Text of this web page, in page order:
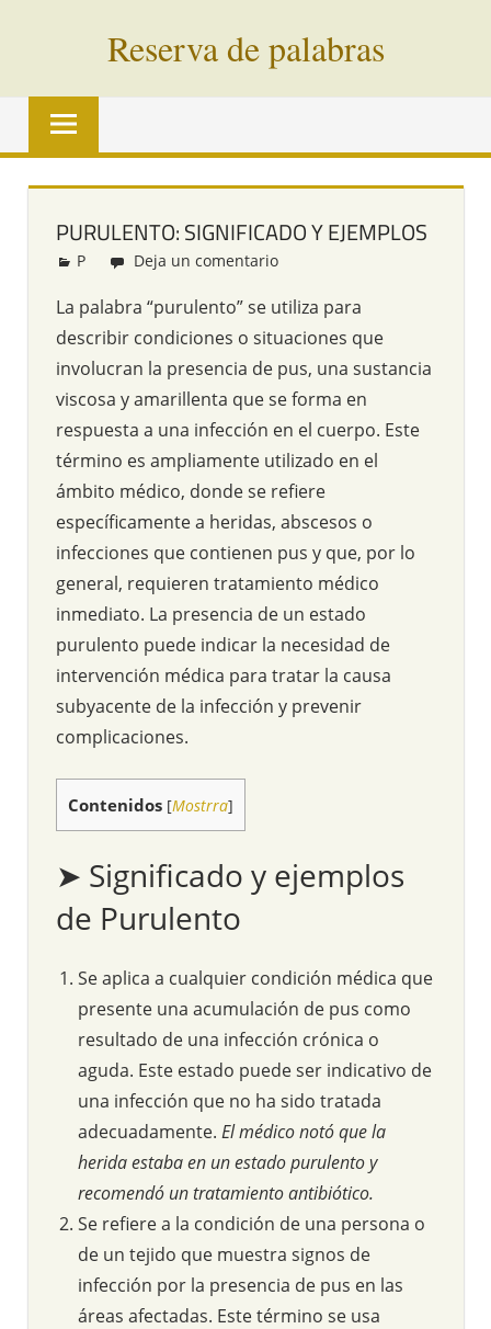
Reserva de palabras
Palabras
vías
todo
mundo
PURULENTO: SIGNIFICADO Y EJEMPLOS
Redacción
P Deja un comentario
La palabra “purulento” se utiliza para
describir condiciones o situaciones que
involucran la presencia de pus, una sustancia
viscosa y amarillenta que se forma en
respuesta a una infección en el cuerpo. Este
término es ampliamente utilizado en el
ámbito médico, donde se refiere
específicamente a heridas, abscesos o
infecciones que contienen pus y que, por lo
general, requieren tratamiento médico
inmediato. La presencia de un estado
purulento puede indicar la necesidad de
intervención médica para tratar la causa
subyacente de la infección y prevenir
complicaciones.
Contenidos [Mostrra]
➤ Significado y ejemplos
de Purulento
Se aplica a cualquier condición médica que
presente una acumulación de pus como
resultado de una infección crónica o
aguda. Este estado puede ser indicativo de
una infección que no ha sido tratada
adecuadamente. El médico notó que la
herida estaba en un estado purulento y
recomendó un tratamiento antibiótico.
Se refiere a la condición de una persona o
de un tejido que muestra signos de
infección por la presencia de pus en las
áreas afectadas. Este término se usa